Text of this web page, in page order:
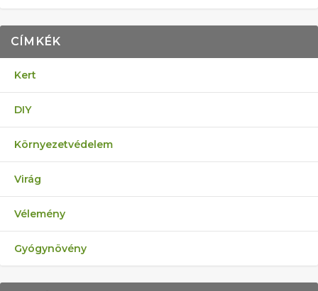
CÍMKÉK
Kert
DIY
Környezetvédelem
Virág
Vélemény
Gyógynövény